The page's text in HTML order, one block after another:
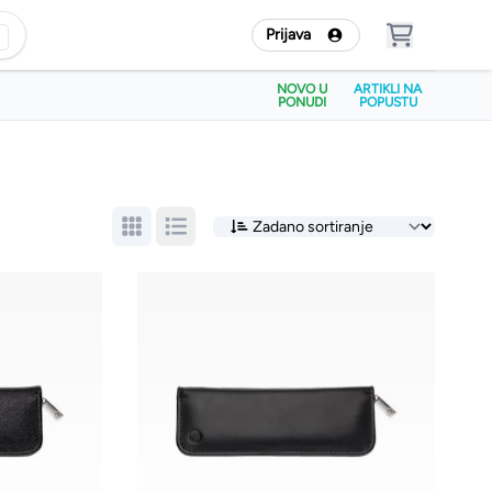
Prijava
NOVO U
PONUDI
ARTIKLI NA
POPUSTU